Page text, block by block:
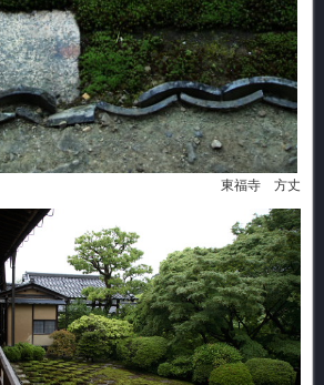
東福寺 方丈